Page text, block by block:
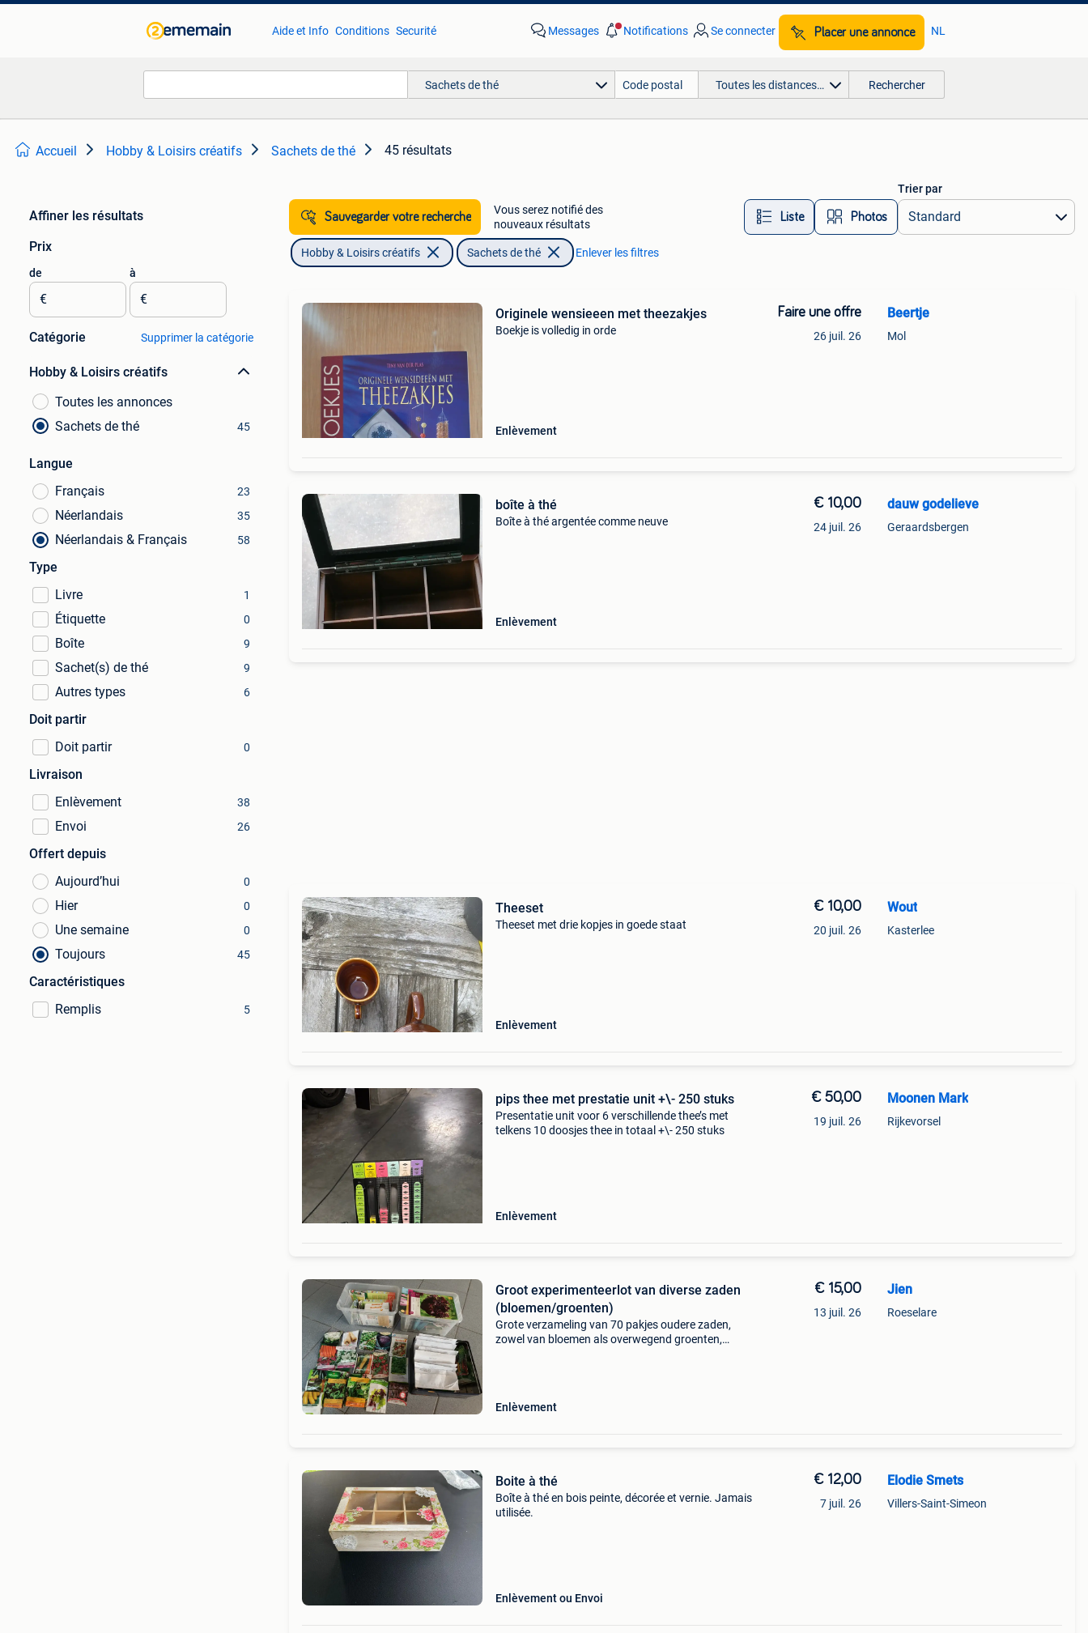
Aide et Info Conditions Securité Messages Notifications Se connecter Placer une annonce NL
Sachets de thé Toutes les distances… Rechercher
Accueil Hobby & Loisirs créatifs Sachets de thé 45 résultats
Affiner les résultats
Prix
de
€
à
€
Catégorie Supprimer la catégorie
Hobby & Loisirs créatifs
Toutes les annonces
Sachets de thé
45
Langue
Français
23
Néerlandais 35
Néerlandais & Français 58
Type
Livre
1
Étiquette 0
Boîte 9
Sachet(s) de thé 9
Autres types 6
Doit partir
Doit partir
0
Livraison
Enlèvement
38
Envoi 26
Offert depuis
Aujourd’hui
0
Hier 0
Une semaine 0
Toujours 45
Caractéristiques
Remplis
5
Sauvegarder votre recherche
Vous serez notifié des
nouveaux résultats
Liste Photos
Trier par
Hobby & Loisirs créatifs Sachets de thé Enlever les filtres
Originele wensieeen met theezakjes
Boekje is volledig in orde
Enlèvement
Faire une offre
26 juil. 26
Beertje
Mol
boîte à thé
Boîte à thé argentée comme neuve
Enlèvement
€ 10,00
24 juil. 26
dauw godelieve
Geraardsbergen
Theeset
Theeset met drie kopjes in goede staat
Enlèvement
€ 10,00
20 juil. 26
Wout
Kasterlee
pips thee met prestatie unit +\- 250 stuks
Presentatie unit voor 6 verschillende thee’s met
telkens 10 doosjes thee in totaal +\- 250 stuks
Enlèvement
€ 50,00
19 juil. 26
Moonen Mark
Rijkevorsel
Groot experimenteerlot van diverse zaden
(bloemen/groenten)
Grote verzameling van 70 pakjes oudere zaden,
zowel van bloemen als overwegend groenten,
Enlèvement
€ 15,00
13 juil. 26
Jien
Roeselare
Boite à thé
Boîte à thé en bois peinte, décorée et vernie. Jamais
utilisée.
Enlèvement ou Envoi
€ 12,00
7 juil. 26
Elodie Smets
Villers-Saint-Simeon